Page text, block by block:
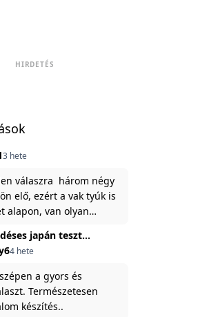
HIRDETÉS
3 hete
válaszra három négy
elő, ezért a vak tyúk is
alapon, van olyan
japán teszt
feltárja az igazságot
4 hete
a gyors és
Természetesen
készítés..